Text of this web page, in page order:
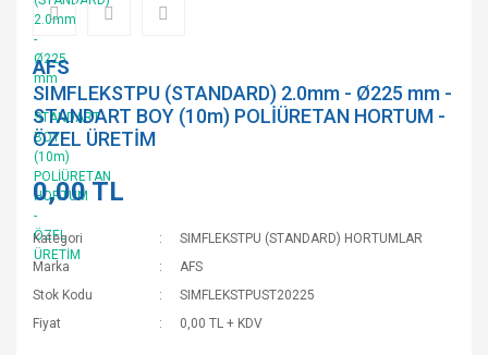
AFS
SIMFLEKSTPU (STANDARD) 2.0mm - Ø225 mm -
STANDART BOY (10m) POLİÜRETAN HORTUM -
ÖZEL ÜRETİM
0,00 TL
Kategori
SIMFLEKSTPU (STANDARD) HORTUMLAR
Marka
AFS
Stok Kodu
SIMFLEKSTPUST20225
Fiyat
0,00 TL + KDV